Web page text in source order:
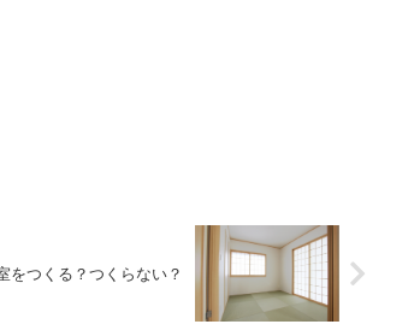
をつくる？つくらない？